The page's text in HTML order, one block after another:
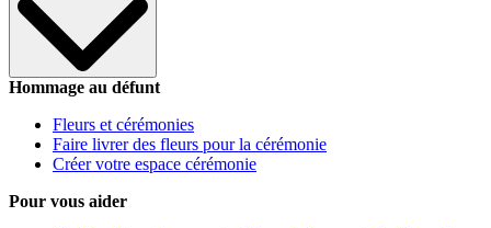
Hommage au défunt
Fleurs et cérémonies
Faire livrer des fleurs pour la cérémonie
Créer votre espace cérémonie
Pour vous aider